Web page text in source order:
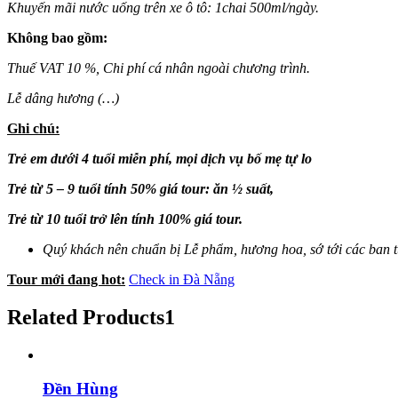
Khuyến mãi nước uống trên xe ô tô: 1chai 500ml/ngày.
Không bao gồm:
Thuế VAT 10 %, Chi phí cá nhân ngoài chương trình.
Lễ dâng hương (…)
Ghi chú:
Trẻ em dưới 4 tuổi miễn phí, mọi dịch vụ bố mẹ tự lo
Trẻ từ 5 – 9 tuổi tính 50% giá tour: ăn ½ suất,
Trẻ từ 10 tuổi trở lên tính 100% giá tour.
Quý khách nên chuẩn bị Lễ phẩm, hương hoa, sớ tới các ban
Tour mới đang hot: Check in Đà Nẵng
Related Products1
Đền Hùng